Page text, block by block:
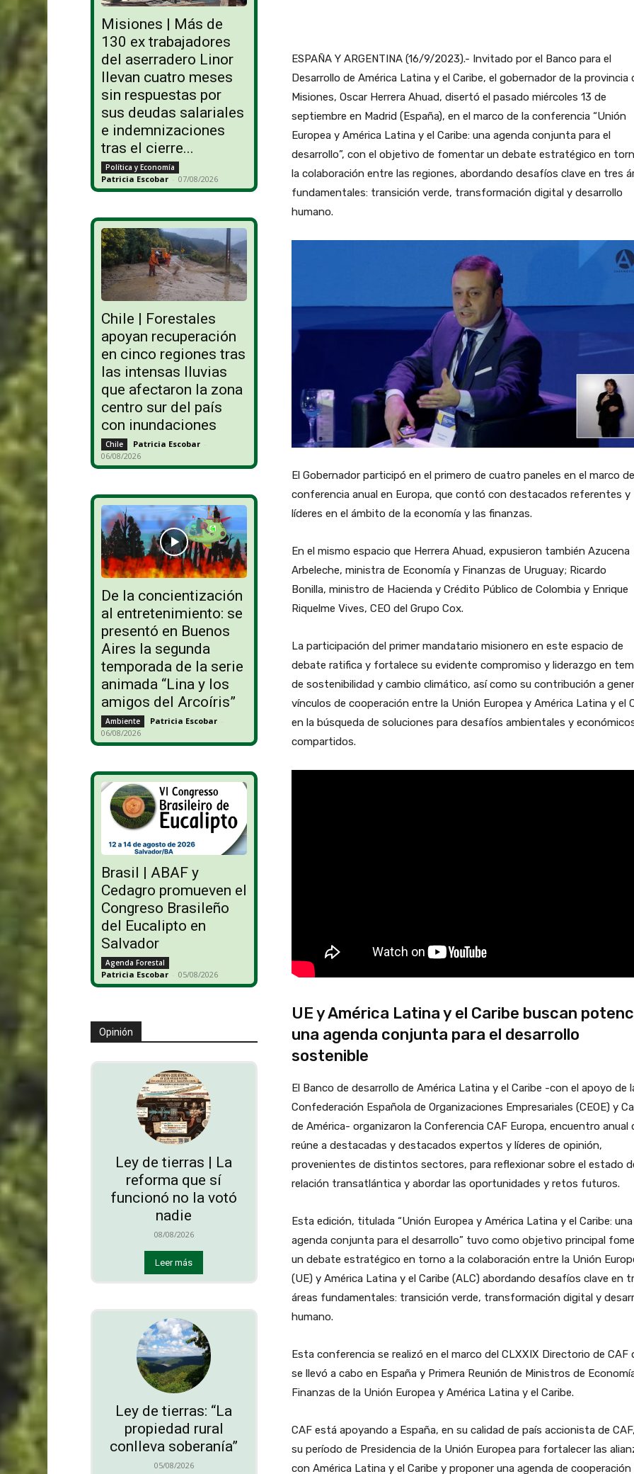
Misiones | Más de
130 ex trabajadores
del aserradero Linor
llevan cuatro meses
sin respuestas por
sus deudas salariales
e indemnizaciones
tras el cierre...
Política y Economía
Patricia Escobar - 07/08/2026
Chile | Forestales
apoyan recuperación
en cinco regiones tras
las intensas lluvias
que afectaron la zona
centro sur del país
con inundaciones
Chile Patricia Escobar -
06/08/2026
De la concientización
al entretenimiento: se
presentó en Buenos
Aires la segunda
temporada de la serie
animada “Lina y los
amigos del Arcoíris”
Ambiente Patricia Escobar -
06/08/2026
Brasil | ABAF y
Cedagro promueven el
Congreso Brasileño
del Eucalipto en
Salvador
Agenda Forestal
Patricia Escobar - 05/08/2026
Opinión
Ley de tierras | La
reforma que sí
funcionó no la votó
nadie
08/08/2026
Leer más
Ley de tierras: “La
propiedad rural
conlleva soberanía”
05/08/2026
ESPAÑA Y ARGENTINA (16/9/2023).- Invitado por el Banco para el
Desarrollo de América Latina y el Caribe, el gobernador de la provincia
Misiones, Oscar Herrera Ahuad, disertó el pasado miércoles 13 de
septiembre en Madrid (España), en el marco de la conferencia “Unión
Europea y América Latina y el Caribe: una agenda conjunta para el
desarrollo”, con el objetivo de fomentar un debate estratégico en
la colaboración entre las regiones, abordando desafíos clave en tres
fundamentales: transición verde, transformación digital y desarrollo
humano.
El Gobernador participó en el primero de cuatro paneles en el marco
conferencia anual en Europa, que contó con destacados referentes y
líderes en el ámbito de la economía y las finanzas.
En el mismo espacio que Herrera Ahuad, expusieron también Azucena
Arbeleche, ministra de Economía y Finanzas de Uruguay; Ricardo
Bonilla, ministro de Hacienda y Crédito Público de Colombia y Enrique
Riquelme Vives, CEO del Grupo Cox.
La participación del primer mandatario misionero en este espacio de
debate ratifica y fortalece su evidente compromiso y liderazgo en
de sostenibilidad y cambio climático, así como su contribución a
vínculos de cooperación entre la Unión Europea y América Latina y el
en la búsqueda de soluciones para desafíos ambientales y
compartidos.
UE y América Latina y el Caribe buscan
una agenda conjunta para el desarrollo
sostenible
El Banco de desarrollo de América Latina y el Caribe -con el apoyo de
Confederación Española de Organizaciones Empresariales (CEOE) y
de América- organizaron la Conferencia CAF Europa, encuentro anual
reúne a destacadas y destacados expertos y líderes de opinión,
provenientes de distintos sectores, para reflexionar sobre el estado
relación transatlántica y abordar las oportunidades y retos futuros.
Esta edición, titulada “Unión Europea y América Latina y el Caribe: una
agenda conjunta para el desarrollo” tuvo como objetivo principal
un debate estratégico en torno a la colaboración entre la Unión
(UE) y América Latina y el Caribe (ALC) abordando desafíos clave en
áreas fundamentales: transición verde, transformación digital y
humano.
Esta conferencia se realizó en el marco del CLXXIX Directorio de CAF
se llevó a cabo en España y Primera Reunión de Ministros de
Finanzas de la Unión Europea y América Latina y el Caribe.
CAF está apoyando a España, en su calidad de país accionista de
su período de Presidencia de la Unión Europea para fortalecer las
con América Latina y el Caribe y proponer una agenda de cooperación